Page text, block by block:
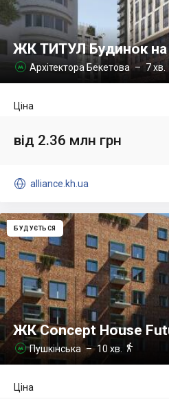
ЖК ТИТУЛ Будинок на
 Архітектора Бекетова – 7 хв.
Ціна
від 2.36 млн грн
 alliance.kh.ua
БУДУЄТЬСЯ
ЖК Concept House
 Пушкінська – 10 хв. 
Ціна